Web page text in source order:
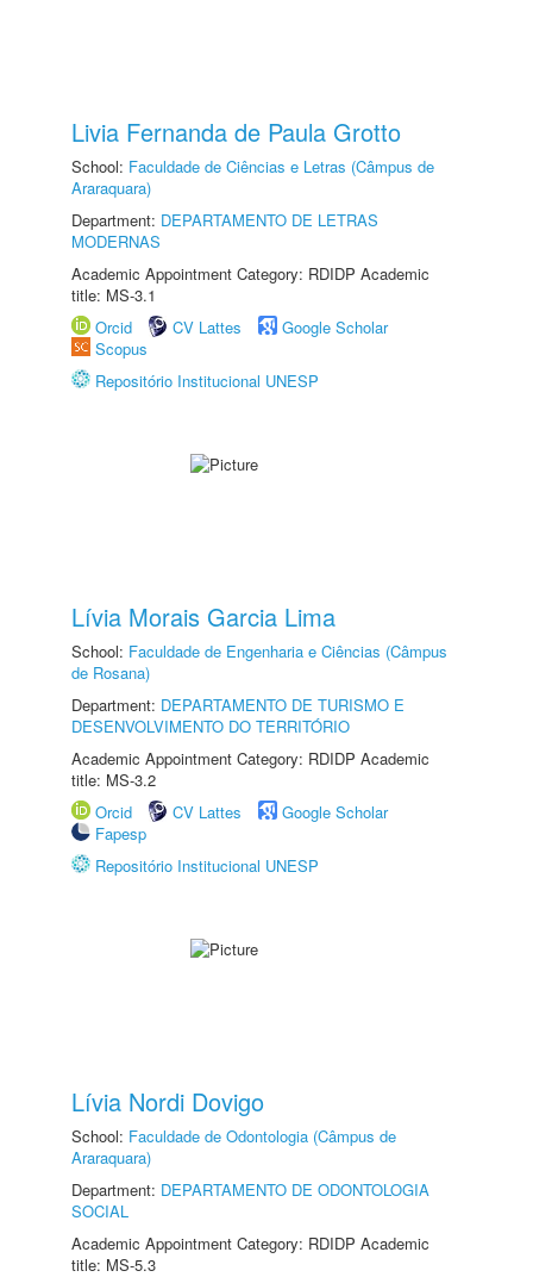
Livia Fernanda de Paula Grotto
School: Faculdade de Ciências e Letras (Câmpus de
Araraquara)
Department: DEPARTAMENTO DE LETRAS
MODERNAS
Academic Appointment Category: RDIDP Academic
title: MS-3.1
Orcid
CV Lattes
Google Scholar
Scopus
Repositório Institucional UNESP
Lívia Morais Garcia Lima
School: Faculdade de Engenharia e Ciências (Câmpus
de Rosana)
Department: DEPARTAMENTO DE TURISMO E
DESENVOLVIMENTO DO TERRITÓRIO
Academic Appointment Category: RDIDP Academic
title: MS-3.2
Orcid
CV Lattes
Google Scholar
Fapesp
Repositório Institucional UNESP
Lívia Nordi Dovigo
School: Faculdade de Odontologia (Câmpus de
Araraquara)
Department: DEPARTAMENTO DE ODONTOLOGIA
SOCIAL
Academic Appointment Category: RDIDP Academic
title: MS-5.3